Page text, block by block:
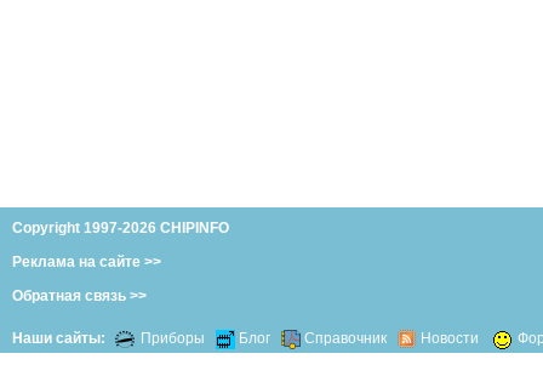
Copyright 1997-2026 CHIPINFO
Реклама на сайте >>
Обратная связь >>
Наши сайты: Приборы Блог Справочник Новости